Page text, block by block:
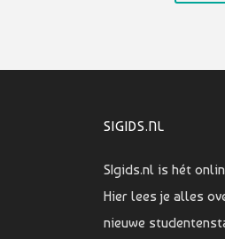
SIGIDS.NL
SIgids.nl is hét
Hier lees je alles
nieuwe